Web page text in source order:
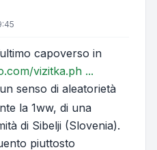
capoverso in
vizitka.ph ...
senso di aleatorietà
la 1ww, di una
di Sibelji (Slovenia).
piuttosto